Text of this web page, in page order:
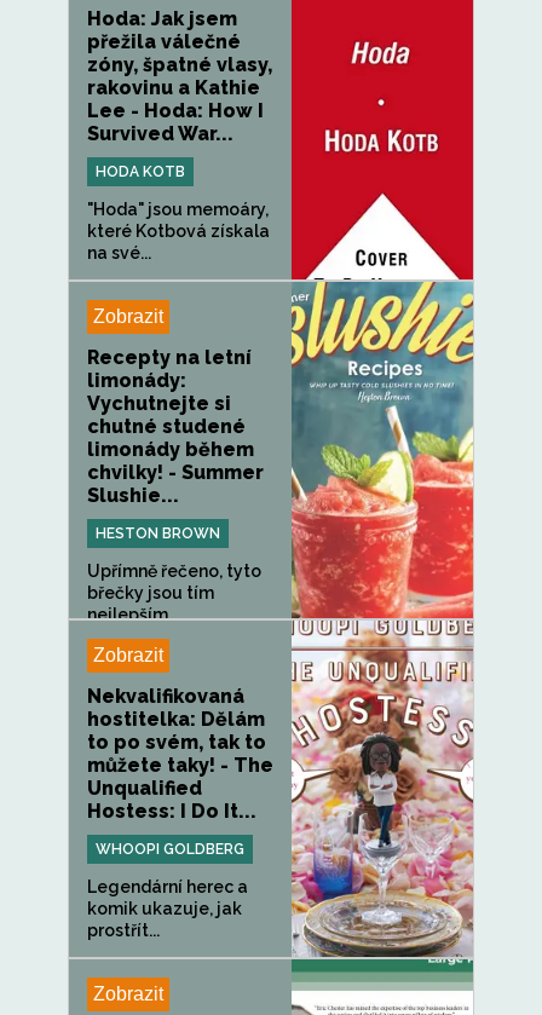
Hoda: Jak jsem
přežila válečné
zóny, špatné vlasy,
rakovinu a Kathie
Lee - Hoda: How I
Survived War...
HODA KOTB
"Hoda" jsou memoáry,
které Kotbová získala
na své...
Zobrazit
Recepty na letní
limonády:
Vychutnejte si
chutné studené
limonády během
chvilky! - Summer
Slushie...
HESTON BROWN
Upřímně řečeno, tyto
břečky jsou tím
nejlepším...
Zobrazit
Nekvalifikovaná
hostitelka: Dělám
to po svém, tak to
můžete taky! - The
Unqualified
Hostess: I Do It...
WHOOPI GOLDBERG
Legendární herec a
komik ukazuje, jak
prostřít...
Zobrazit